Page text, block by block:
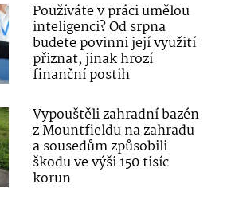
Používáte v práci umělou
inteligenci? Od srpna
budete povinni její využití
přiznat, jinak hrozí
finanční postih
Vypouštěli zahradní bazén
z Mountfieldu na zahradu
a sousedům způsobili
škodu ve výši 150 tisíc
korun